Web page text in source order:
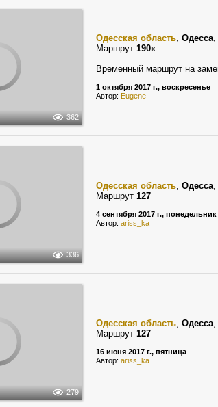
362
Одесская область, Одесса,
Маршрут 190к
Временный маршрут на
1 октября 2017 г., воскресенье
Автор: Eugene
336
Одесская область, Одесса,
Маршрут 127
4 сентября 2017 г., понедельник
Автор: ariss_ka
279
Одесская область, Одесса,
Маршрут 127
16 июня 2017 г., пятница
Автор: ariss_ka